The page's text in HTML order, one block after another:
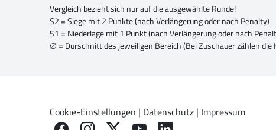
Vergleich bezieht sich nur auf die ausgewählte Runde!
S2 = Siege mit 2 Punkte (nach Verlängerung oder nach Penalty)
S1 = Niederlage mit 1 Punkt (nach Verlängerung oder nach
∅ = Durschnitt des jeweiligen Bereich (Bei Zuschauer zählen die
Cookie-Einstellungen | Datenschutz| Impressum